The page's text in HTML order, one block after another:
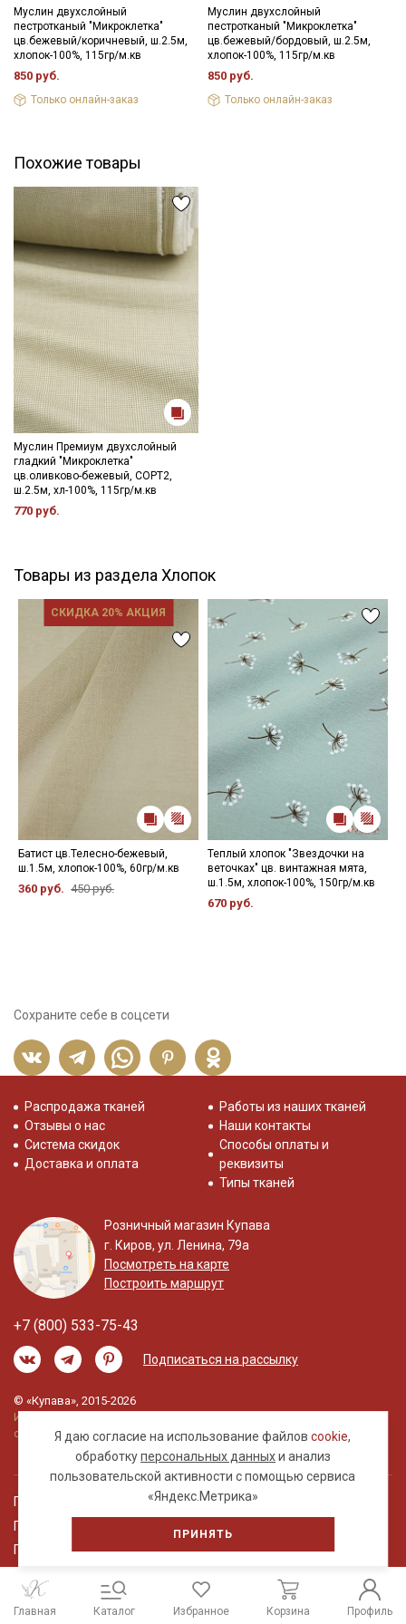
- сушить в подвешенном и расправленном состоянии;
- гладить не рекомендуется, после глажки жатый эффект
уменьшается, допускается вертикальное отпаривание.
Обращаем внимание! На ткани хаотично (редко) могут
встречаться затяжки. Ширина ткани ±2см.
цвета ткани в зависимости от настроек вашего монитора и в
зависимости от партии.
Муслин двухслойный
пестротканый "Микроклетка"
цв.бежевый/коричневый, ш.2.5м,
хлопок-100%, 115гр/м.кв
850 руб.
Только онлайн-заказ
Муслин двухслойный
пестротканый "Микроклетка"
цв.бежевый/бордовый, ш.2.5м,
хлопок-100%, 115гр/м.кв
850 руб.
Только онлайн-заказ
Похожие товары
Муслин Премиум двухслойный
гладкий "Микроклетка"
цв.оливково-бежевый, СОРТ2,
ш.2.5м, хл-100%, 115гр/м.кв
770 руб.
Товары из раздела Хлопок
СКИДКА 20% АКЦИЯ
Батист цв.Телесно-бежевый,
ш.1.5м, хлопок-100%, 60гр/м.кв
360 руб. 450 руб.
Теплый хлопок "Звездочки на
веточках" цв. винтажная мята,
ш.1.5м, хлопок-100%, 150гр/м.кв
670 руб.
Сохраните себе в соцсети
Я даю согласие на использование файловcookie,
обработкуперсональных данныхи анализ
пользовательской активности с помощью сервиса
«Яндекс.Метрика»
ПРИНЯТЬ
Распродажа тканей
Отзывы о нас
Система скидок
Доставка и оплата
Работы из наших тканей
Наши контакты
Способы оплаты и
реквизиты
Типы тканей
Розничный магазин Купава
г. Киров, ул. Ленина, 79а
Посмотреть на карте
Построить маршрут
+7 (800) 533-75-43
Подписаться на рассылку
© «Купава», 2015-2026
Информация на сайте не является публичной
офертой.
Правовая информация
Политика обработки персональных данных
Пользовательское соглашение
Главная Каталог Избранное Корзина Профиль